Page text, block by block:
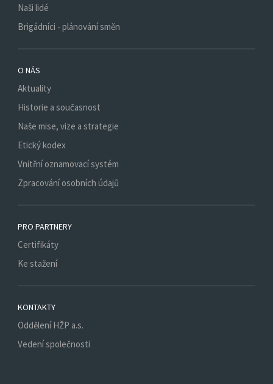
Naši lidé
Brigádníci - plánování směn
O NÁS
Aktuality
Historie a současnost
Naše mise, vize a strategie
Etický kodex
Vnitřní oznamovací systém
Zpracování osobních údajů
PRO PARTNERY
Certifikáty
Ke stažení
KONTAKTY
Oddělení HŽP a.s.
Vedení společnosti